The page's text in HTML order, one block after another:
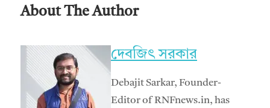
About The Author
দেবজিৎ সরকার
Debajit Sarkar, Founder-
Editor of RNFnews.in, has